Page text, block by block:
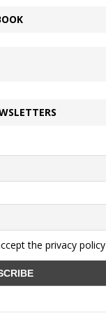
the privacy policy